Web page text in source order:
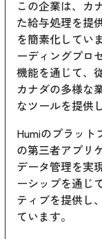
この企業は、カ
た給与処理を提
を簡素化してい
ーディングプロ
機能を通じて、
カナダの多様な
なツールを提供
Humiのプラット
の第三者アプリ
データ管理を実
ーシップを通じ
ティブを提供し
ています。